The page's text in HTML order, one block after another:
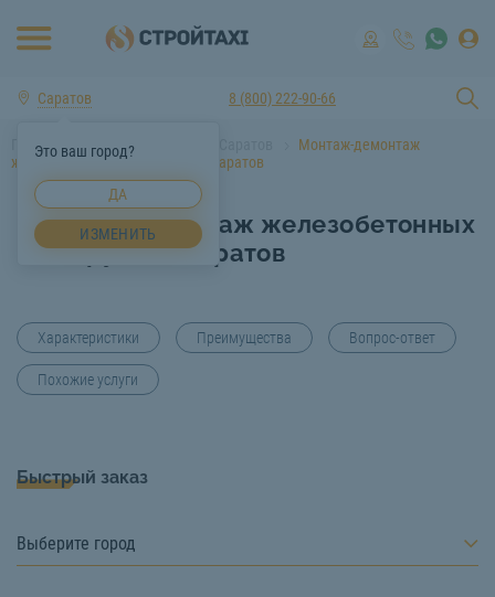
Саратов
Это ваш город?
ДА
ИЗМЕНИТЬ
8 (800) 222-90-66
Главная Услуги спецтехники Саратов
Монтаж-демонтаж
железобетонных конструкций Саратов
Монтаж-демонтаж железобетонных
конструкций Саратов
Характеристики Преимущества Вопрос-ответ
Похожие услуги
Быстрый заказ
Выберите город